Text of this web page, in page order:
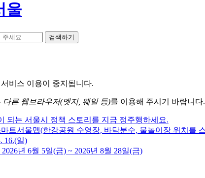
울
검색하기
서비스 이용이 중지됩니다.
다른 웹브라우저(엣지, 웨일 등)를 이용해 주시기 바랍니다.